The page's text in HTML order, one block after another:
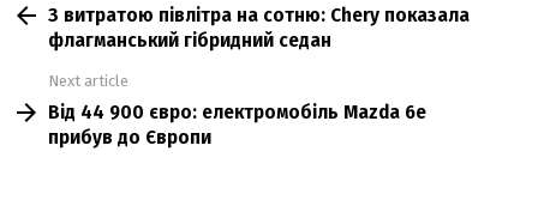
moreЗ витратою півлітра на сотню: Chery показала
флагманський гібридний седан
Next article
Від 44 900 євро: електромобіль Mazda 6e
прибув до Європи